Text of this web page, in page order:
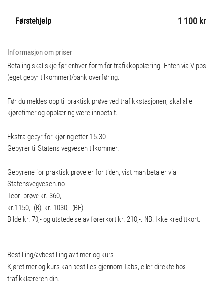
Førstehjelp 1 100 kr
Informasjon om priser
Betaling skal skje før enhver form for trafikkopplæring. Enten via Vipps
(eget gebyr tilkommer)/bank overføring.
Før du meldes opp til praktisk prøve ved trafikkstasjonen, skal alle
kjøretimer og opplæring være innbetalt.
Ekstra gebyr for kjøring etter 15.30
Gebyrer til Statens vegvesen tilkommer.
Gebyrene for praktisk prøve er for tiden, vist man betaler via
Statensvegvesen.no
Teori prøve kr. 360,-
kr.1150,- (B), kr. 1030,- (BE)
Bilde kr. 70,- og utstedelse av førerkort kr. 210,-. NB! Ikke kredittkort.
Bestilling/avbestilling av timer og kurs
Kjøretimer og kurs kan bestilles gjennom Tabs, eller direkte hos
trafikklæreren din.